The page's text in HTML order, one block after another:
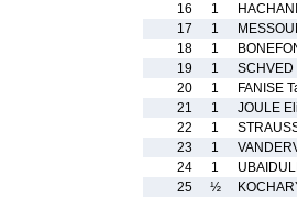
16
1
17
1
18
1
19
1
SCHVED
20
1
FANISE
21
1
JOULE
22
1
23
1
24
1
25
½